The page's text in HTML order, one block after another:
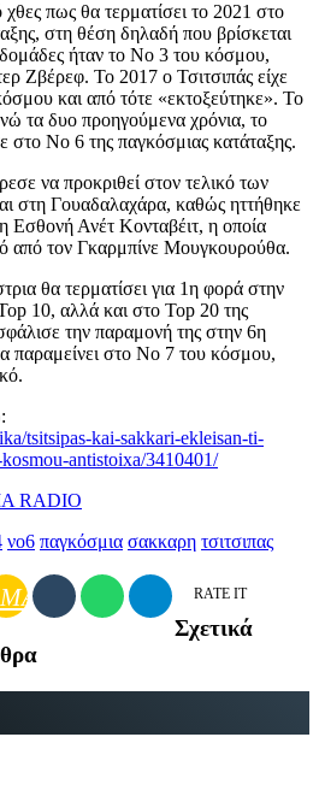
πως θα τερματίσει το 2021 στο
στη θέση δηλαδή που βρίσκεται
ήταν το Νο 3 του κόσμου,
Ζβέρεφ. Το 2017 ο Τσιτσιπάς είχε
και από τότε «εκτοξεύτηκε». Το
τα δυο προηγούμενα χρόνια, το
στο Νο 6 της παγκόσμιας κατάταξης.
να προκριθεί στον τελικό των
στη Γουαδαλαχάρα, καθώς ηττήθηκε
Εσθονή Ανέτ Κονταβέιτ, η οποία
από τον Γκαρμπίνε Μουγκουρούθα.
θα τερματίσει για 1η φορά στην
10, αλλά και στο Top 20 της
την παραμονή της στην 6η
παραμείνει στο Νο 7 του κόσμου,
tsitsipas-kai-sakkari-ekleisan-ti-
antistoixa/3410401/
RADIO
νο6 παγκόσμια σακκαρη τσιτσιπας
RATE IT
Σχετικά